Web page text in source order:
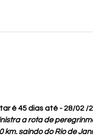
é 45 dias até - 28/02 /
a rota de
saindo do Rio de